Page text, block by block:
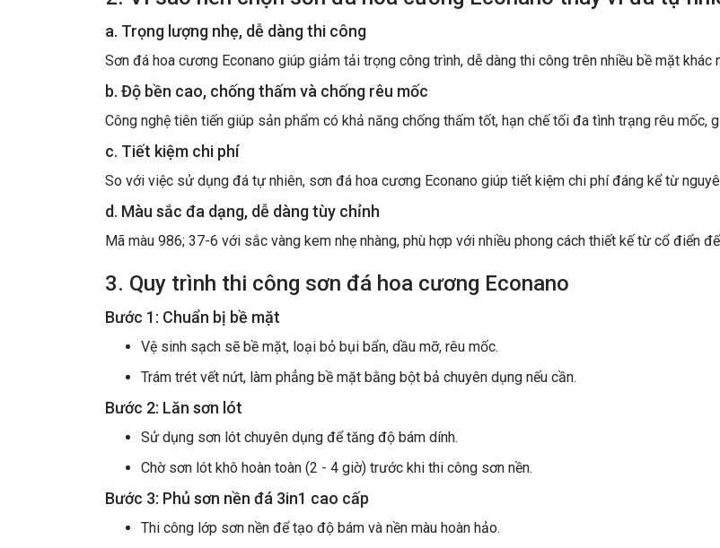
a. Trọng lượng nhẹ, dễ dàng thi công
Sơn đá hoa cương Econano giúp giảm tải trọng công trình, dễ dàng thi công trên nhiều bề mặt khác
b. Độ bền cao, chống thấm và chống rêu mốc
Công nghệ tiên tiến giúp sản phẩm có khả năng chống thấm tốt, hạn chế tối đa tình trạng rêu mốc,
c. Tiết kiệm chi phí
So với việc sử dụng đá tự nhiên, sơn đá hoa cương Econano giúp tiết kiệm chi phí đáng kể từ
d. Màu sắc đa dạng, dễ dàng tùy chỉnh
Mã màu 986; 37-6 với sắc vàng kem nhẹ nhàng, phù hợp với nhiều phong cách thiết kế từ cổ điển
3. Quy trình thi công sơn đá hoa cương Econano
Bước 1: Chuẩn bị bề mặt
Vệ sinh sạch sẽ bề mặt, loại bỏ bụi bẩn, dầu mỡ, rêu mốc.
Trám trét vết nứt, làm phẳng bề mặt bằng bột bả chuyên dụng nếu cần.
Bước 2: Lăn sơn lót
Sử dụng sơn lót chuyên dụng để tăng độ bám dính.
Chờ sơn lót khô hoàn toàn (2 - 4 giờ) trước khi thi công sơn nền.
Bước 3: Phủ sơn nền đá 3in1 cao cấp
Thi công lớp sơn nền để tạo độ bám và nền màu hoàn hảo.